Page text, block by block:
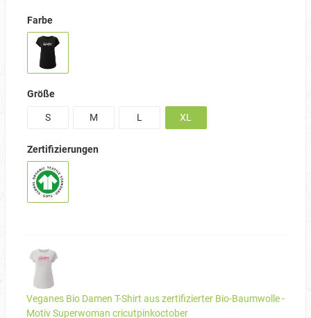
Farbe
Größe
S
M L XL
Zertifizierungen
Veganes Bio Damen T-Shirt aus zertifizierter Bio-Baumwolle -
Motiv Superwoman cricutpinkoctober